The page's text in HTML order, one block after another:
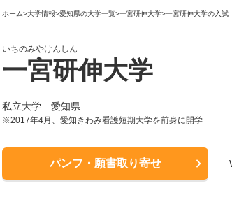
ホーム>大学情報>愛知県の大学一覧>一宮研伸大学>一宮研伸大学の入試
いちのみやけんしん
一宮研伸大学
私立大学 愛知県
※2017年4月、愛知きわみ看護短期大学を前身に開学
パンフ・願書取り寄せ